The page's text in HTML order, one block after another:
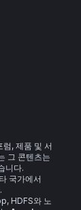
럼, 제품 및 서
그 콘텐츠는
니다.
국가에서
HDFS와 노